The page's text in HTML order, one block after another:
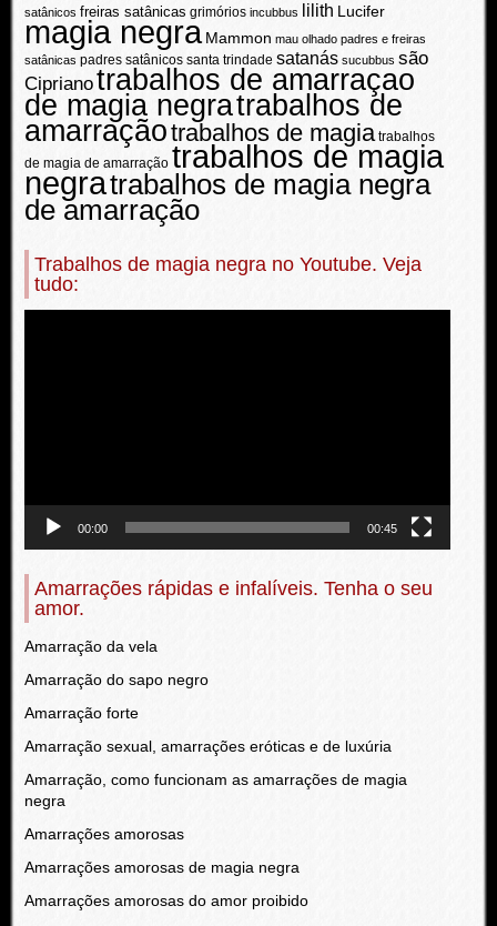
satânicos freiras satânicas grimórios incubbus lilith Lucifer
magia negra Mammon mau olhado padres e freiras
satânicas padres satânicos santa trindade satanás sucubbus são
Ciprianotrabalhos de amarraçao
de magia negratrabalhos de
amarraçãotrabalhos de magia trabalhos
de magia de amarração trabalhos de magia
negratrabalhos de magia negra
de amarração
Trabalhos de magia negra no Youtube. Veja
tudo:
00:00 00:45
Amarrações rápidas e infalíveis. Tenha o seu
amor.
Amarração da vela
Amarração do sapo negro
Amarração forte
Amarração sexual, amarrações eróticas e de luxúria
Amarração, como funcionam as amarrações de magia
negra
Amarrações amorosas
Amarrações amorosas de magia negra
Amarrações amorosas do amor proibido